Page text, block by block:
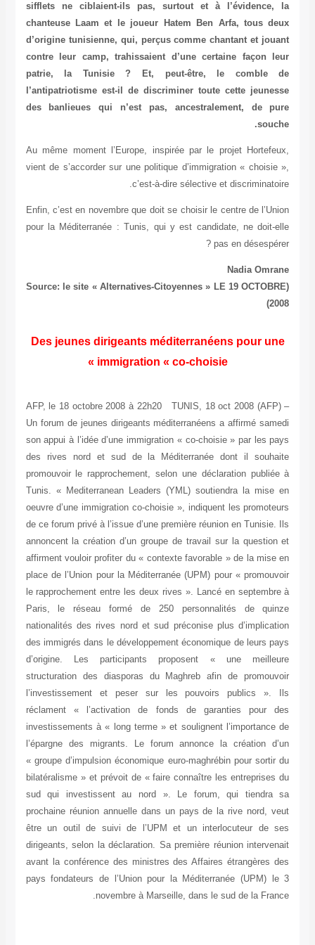
sifflets ne ciblaient-ils pas, surtout et à l’évidence, la
chanteuse Laam et le joueur Hatem Ben Arfa, tous deux
d’origine tunisienne, qui, perçus comme chantant et jouant
contre leur camp, trahissaient d’une certaine façon leur
patrie, la Tunisie ? Et, peut-être, le comble de
l’antipatriotisme est-il de discriminer toute cette jeunesse
des banlieues qui n’est pas, ancestralement, de pure
souche.
Au même moment l’Europe, inspirée par le projet Hortefeux,
vient de s’accorder sur une politique d’immigration « choisie »,
c’est-à-dire sélective et discriminatoire.
Enfin, c’est en novembre que doit se choisir le centre de l’Union
pour la Méditerranée : Tunis, qui y est candidate, ne doit-elle
pas en désespérer ?
Nadia Omrane
(Source: le site « Alternatives-Citoyennes » LE 19 OCTOBRE
2008)
Des jeunes dirigeants méditerranéens pour une
immigration « co-choisie »
AFP, le 18 octobre 2008 à 22h20 TUNIS, 18 oct 2008 (AFP) –
Un forum de jeunes dirigeants méditerranéens a affirmé samedi
son appui à l’idée d’une immigration « co-choisie » par les pays
des rives nord et sud de la Méditerranée dont il souhaite
promouvoir le rapprochement, selon une déclaration publiée à
Tunis. « Mediterranean Leaders (YML) soutiendra la mise en
oeuvre d’une immigration co-choisie », indiquent les promoteurs
de ce forum privé à l’issue d’une première réunion en Tunisie. Ils
annoncent la création d’un groupe de travail sur la question et
affirment vouloir profiter du « contexte favorable » de la mise en
place de l’Union pour la Méditerranée (UPM) pour « promouvoir
le rapprochement entre les deux rives ». Lancé en septembre à
Paris, le réseau formé de 250 personnalités de quinze
nationalités des rives nord et sud préconise plus d’implication
des immigrés dans le développement économique de leurs pays
d’origine. Les participants proposent « une meilleure
structuration des diasporas du Maghreb afin de promouvoir
l’investissement et peser sur les pouvoirs publics ». Ils
réclament « l’activation de fonds de garanties pour des
investissements à « long terme » et soulignent l’importance de
l’épargne des migrants. Le forum annonce la création d’un
« groupe d’impulsion économique euro-maghrébin pour sortir du
bilatéralisme » et prévoit de « faire connaître les entreprises du
sud qui investissent au nord ». Le forum, qui tiendra sa
prochaine réunion annuelle dans un pays de la rive nord, veut
être un outil de suivi de l’UPM et un interlocuteur de ses
dirigeants, selon la déclaration. Sa première réunion intervenait
avant la conférence des ministres des Affaires étrangères des
pays fondateurs de l’Union pour la Méditerranée (UPM) le 3
novembre à Marseille, dans le sud de la France.